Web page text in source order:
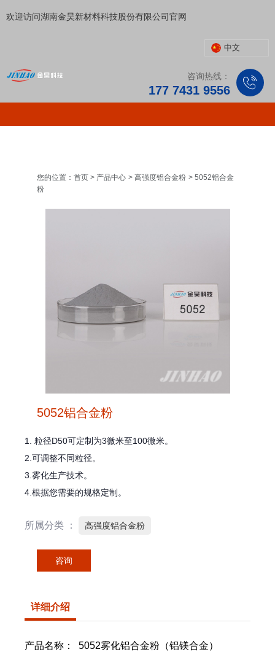
欢迎访问湖南金昊新材料科技股份有限公司官网
中文
咨询热线：
177 7431 9556
您的位置：首页 > 产品中心 > 高强度铝合金粉 > 5052铝合金
粉
5052铝合金粉
1. 粒径D50可定制为3微米至100微米。
2.可调整不同粒径。
3.雾化生产技术。
4.根据您需要的规格定制。
所属分类 ： 高强度铝合金粉
咨询
详细介绍
产品名称：
5052雾化铝合金粉（铝镁合金）